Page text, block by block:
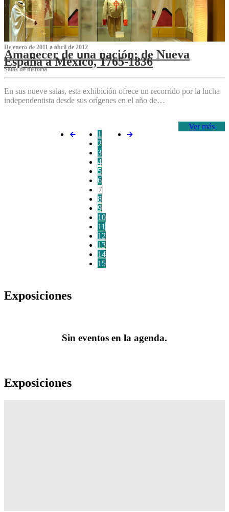
De enero de 2011 a abril de 2012
Amanecer de una nación: de Nueva
España a México, 1765-1836
Salas de historia
En sus nueve salas, esta exhibición ofrece un recorrido por la lucha
independentista desde sus orígenes en el año de…
Ver más
1
2
3
4
5
6
7
8
9
10
11
12
13
14
15
Exposiciones
Sin eventos en la agenda.
Exposiciones